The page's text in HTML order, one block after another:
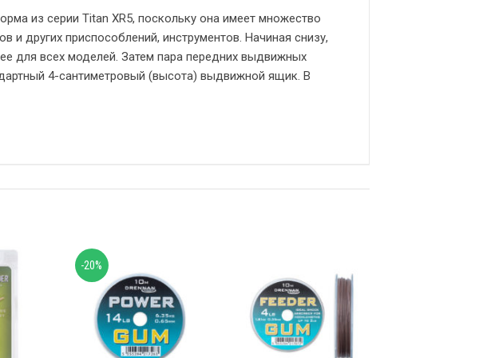
из серии Titan XR5, поскольку она имеет множество
и других приспособлений, инструментов. Начиная снизу,
для всех моделей. Затем пара передних выдвижных
4-сантиметровый (высота) выдвижной ящик. В
-20%